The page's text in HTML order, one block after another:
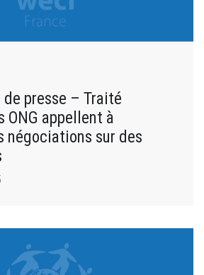
presse – Traité
ONG appellent à
négociations sur des